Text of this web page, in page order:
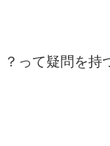
って疑問を持